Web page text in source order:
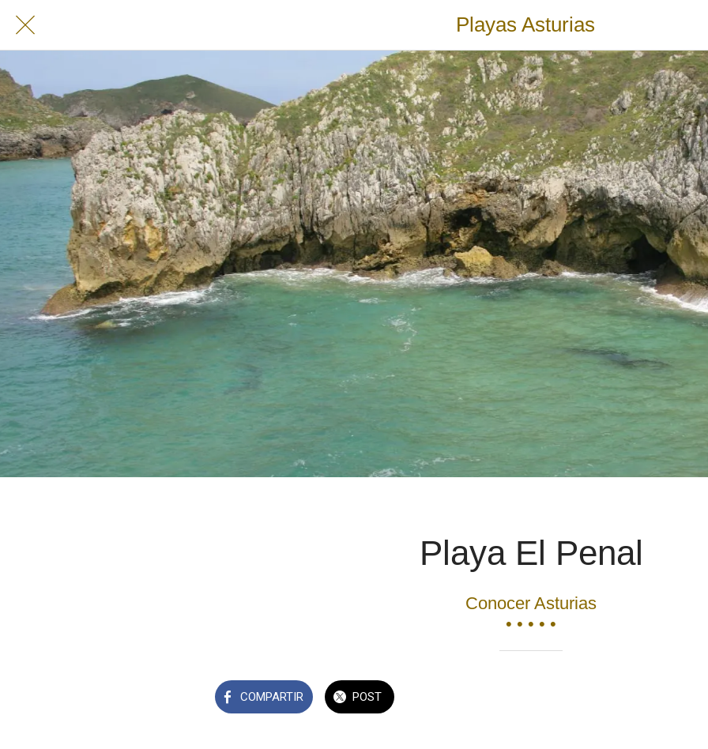
Playas Asturias
Playa El Penal
Conocer Asturias
• • • • •
COMPARTIR POST